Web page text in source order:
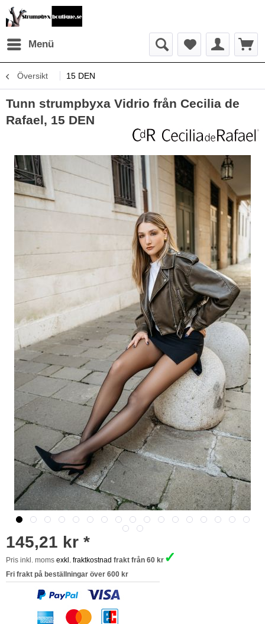
Menü
Översikt 15 DEN
Tunn strumpbyxa Vidrio från Cecilia de
Rafael, 15 DEN
145,21 kr *
Pris inkl. moms exkl. fraktkostnad frakt från 60 kr ✓
Fri frakt på beställningar över 600 kr